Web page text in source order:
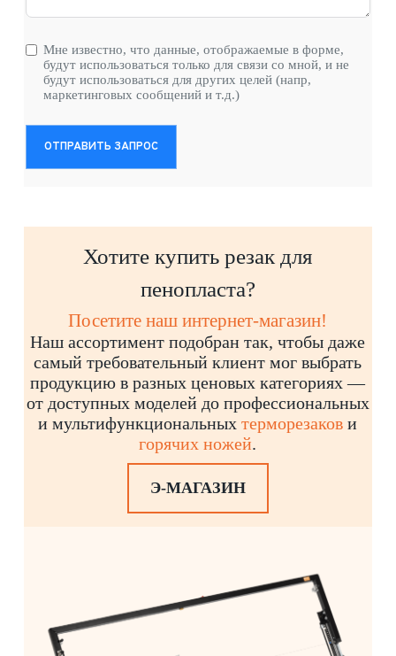
Мне известно, что данные, отображаемые в форме,
будут использоваться только для связи со мной, и не
будут использоваться для других целей (напр,
маркетинговых сообщений и т.д.)
ОТПРАВИТЬ ЗАПРОС
Хотите купить резак для
пенопласта?
Посетите наш интернет-магазин!
Наш ассортимент подобран так, чтобы даже
самый требовательный клиент мог выбрать
продукцию в разных ценовых категориях —
от доступных моделей до профессиональных
и мультифункциональныхтерморезаков и
горячих ножей.
Э-МАГАЗИН